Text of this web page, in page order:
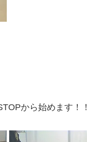
から始めます！！